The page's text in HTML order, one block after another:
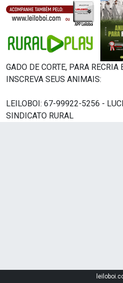
GADO DE CORTE, PARA RECRIA
INSCREVA SEUS ANIMAIS:
LEILOBOI: 67-99922-5256 -
SINDICATO RURAL